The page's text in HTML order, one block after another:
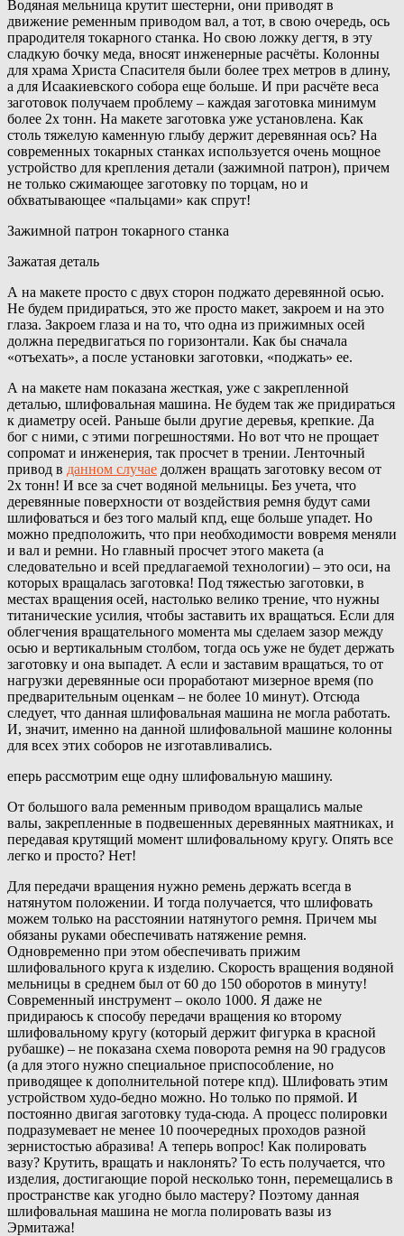
Водяная мельница крутит шестерни, они приводят в
движение ременным приводом вал, а тот, в свою очередь, ось
прародителя токарного станка. Но свою ложку дегтя, в эту
сладкую бочку меда, вносят инженерные расчёты. Колонны
для храма Христа Спасителя были более трех метров в длину,
а для Исаакиевского собора еще больше. И при расчёте веса
заготовок получаем проблему – каждая заготовка минимум
более 2х тонн. На макете заготовка уже установлена. Как
столь тяжелую каменную глыбу держит деревянная ось? На
современных токарных станках используется очень мощное
устройство для крепления детали (зажимной патрон), причем
не только сжимающее заготовку по торцам, но и
обхватывающее «пальцами» как спрут!
Зажимной патрон токарного станка
Зажатая деталь
А на макете просто с двух сторон поджато деревянной осью.
Не будем придираться, это же просто макет, закроем и на это
глаза. Закроем глаза и на то, что одна из прижимных осей
должна передвигаться по горизонтали. Как бы сначала
«отъехать», а после установки заготовки, «поджать» ее.
А на макете нам показана жесткая, уже с закрепленной
деталью, шлифовальная машина. Не будем так же придираться
к диаметру осей. Раньше были другие деревья, крепкие. Да
бог с ними, с этими погрешностями. Но вот что не прощает
сопромат и инженерия, так просчет в трении. Ленточный
привод в данном случае должен вращать заготовку весом от
2х тонн! И все за счет водяной мельницы. Без учета, что
деревянные поверхности от воздействия ремня будут сами
шлифоваться и без того малый кпд, еще больше упадет. Но
можно предположить, что при необходимости вовремя меняли
и вал и ремни. Но главный просчет этого макета (а
следовательно и всей предлагаемой технологии) – это оси, на
которых вращалась заготовка! Под тяжестью заготовки, в
местах вращения осей, настолько велико трение, что нужны
титанические усилия, чтобы заставить их вращаться. Если для
облегчения вращательного момента мы сделаем зазор между
осью и вертикальным столбом, тогда ось уже не будет держать
заготовку и она выпадет. А если и заставим вращаться, то от
нагрузки деревянные оси проработают мизерное время (по
предварительным оценкам – не более 10 минут). Отсюда
следует, что данная шлифовальная машина не могла работать.
И, значит, именно на данной шлифовальной машине колонны
для всех этих соборов не изготавливались.
еперь рассмотрим еще одну шлифовальную машину.
От большого вала ременным приводом вращались малые
валы, закрепленные в подвешенных деревянных маятниках, и
передавая крутящий момент шлифовальному кругу. Опять все
легко и просто? Нет!
Для передачи вращения нужно ремень держать всегда в
натянутом положении. И тогда получается, что шлифовать
можем только на расстоянии натянутого ремня. Причем мы
обязаны руками обеспечивать натяжение ремня.
Одновременно при этом обеспечивать прижим
шлифовального круга к изделию. Скорость вращения водяной
мельницы в среднем был от 60 до 150 оборотов в минуту!
Современный инструмент – около 1000. Я даже не
придираюсь к способу передачи вращения ко второму
шлифовальному кругу (который держит фигурка в красной
рубашке) – не показана схема поворота ремня на 90 градусов
(а для этого нужно специальное приспособление, но
приводящее к дополнительной потере кпд). Шлифовать этим
устройством худо-бедно можно. Но только по прямой. И
постоянно двигая заготовку туда-сюда. А процесс полировки
подразумевает не менее 10 поочередных проходов разной
зернистостью абразива! А теперь вопрос! Как полировать
вазу? Крутить, вращать и наклонять? То есть получается, что
изделия, достигающие порой несколько тонн, перемещались в
пространстве как угодно было мастеру? Поэтому данная
шлифовальная машина не могла полировать вазы из
Эрмитажа!